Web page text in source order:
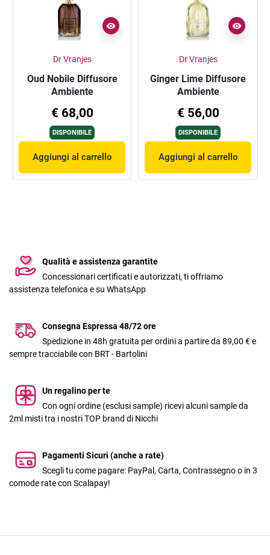
Dr Vranjes
Oud Nobile Diffusore
Ambiente
€ 68,00
DISPONIBILE
Aggiungi al carrello
Dr Vranjes
Ginger Lime Diffusore
Ambiente
€ 56,00
DISPONIBILE
Aggiungi al carrello
Qualità e assistenza garantite
Concessionari certificati e autorizzati, ti offriamo
assistenza telefonica e su WhatsApp
Consegna Espressa 48/72 ore
Spedizione in 48h gratuita per ordini a partire da 89,00 € e
sempre tracciabile con BRT - Bartolini
Un regalino per te
Con ogni ordine (esclusi sample) ricevi alcuni sample da
2ml misti tra i nostri TOP brand di Nicchi
Pagamenti Sicuri (anche a rate)
Scegli tu come pagare: PayPal, Carta, Contrassegno o in 3
comode rate con Scalapay!